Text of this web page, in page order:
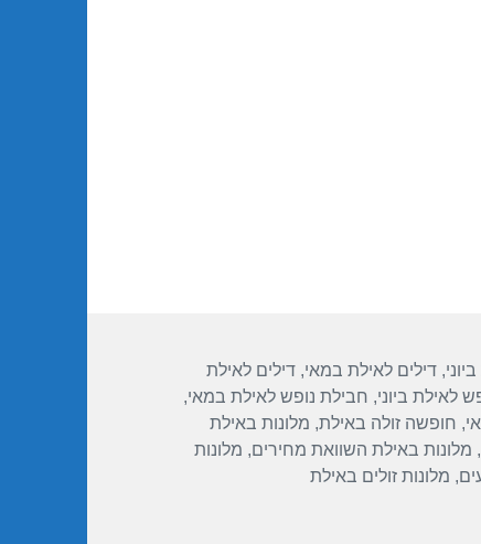
21/05/2017
,דילים לאילת במאי,דילים לאילת
לאילת ביוני, חבילת נופש לאילת במאי,
, חופשה זולה באילת, מלונות באילת
, מלונות באילת השוואת מחירים, מלונות
, מלונות זולים באילת